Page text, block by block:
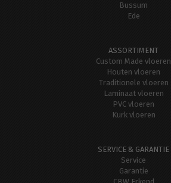
Bussum
Ede
ASSORTIMENT
Custom Made vloeren
Houten vloeren
Traditionele vloeren
Laminaat vloeren
PVC vloeren
Kurk vloeren
SERVICE & GARANTIE
Service
Garantie